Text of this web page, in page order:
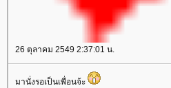
26 ตุลาคม 2549 2:37:01 น.
มานั่งรอเป็นเพื่อนจ้ะ